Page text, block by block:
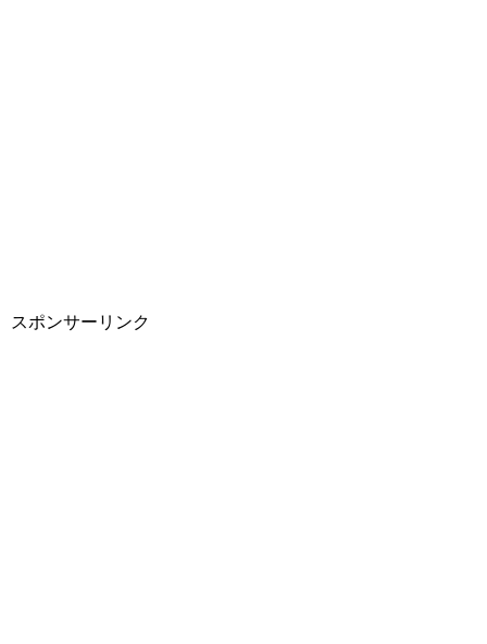
スポンサーリンク